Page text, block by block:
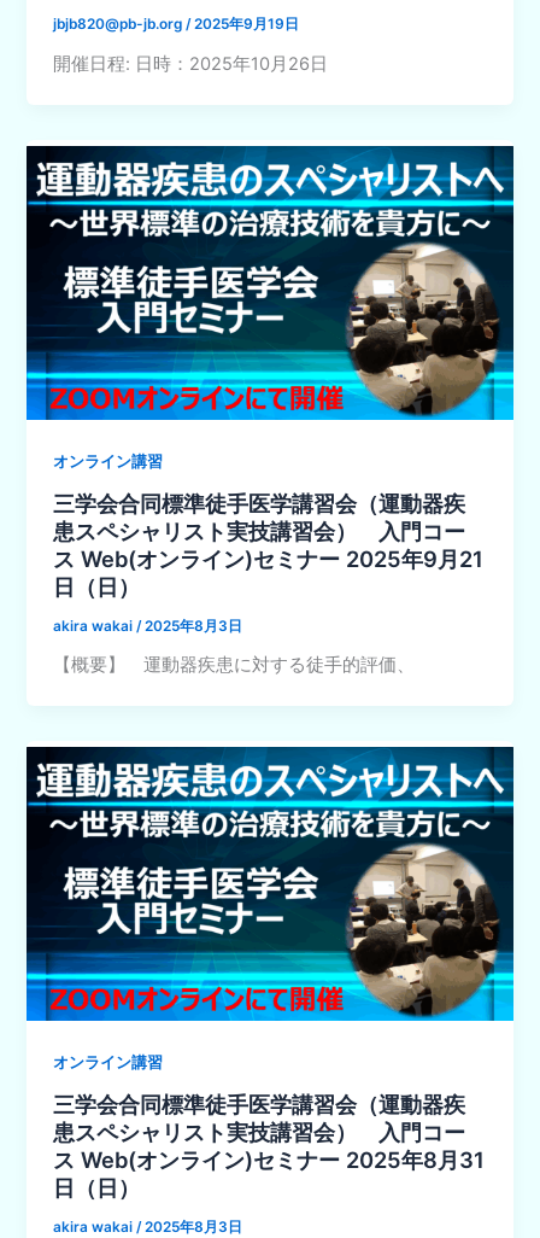
jbjb820@pb-jb.org/2025年9月19日
開催日程: 日時：2025年10月26日
オンライン講習
三学会合同標準徒手医学講習会（運動器疾
患スペシャリスト実技講習会） 入門コー
ス Web(オンライン)セミナー 2025年9月21
日（日）
akira wakai /2025年8月3日
【概要】 運動器疾患に対する徒手的評価、
オンライン講習
三学会合同標準徒手医学講習会（運動器疾
患スペシャリスト実技講習会） 入門コー
ス Web(オンライン)セミナー 2025年8月31
日（日）
akira wakai /2025年8月3日